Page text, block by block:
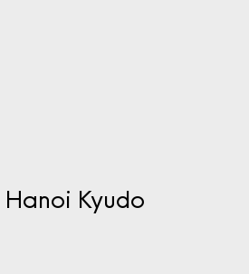
Kyudo